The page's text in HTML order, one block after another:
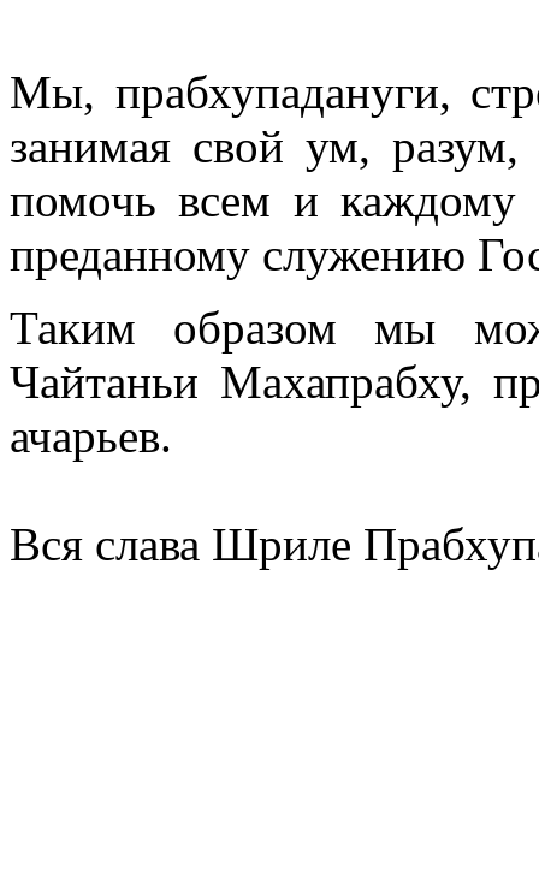
Мы, прабхупадануги,
занимая свой ум, разум,
помочь всем и каждому
преданному служению
Таким образом мы
Чайтаньи Махапрабху,
ачарьев.
Вся слава Шриле